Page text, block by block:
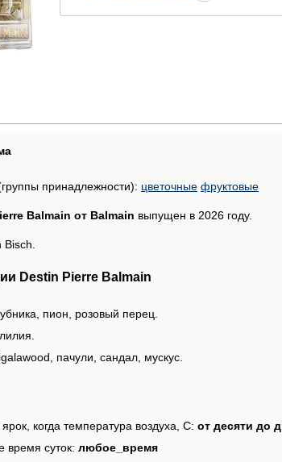
принадлежности): цветочные фруктовые
Balmain от Balmain выпущен в 2026 году.
Destin Pierre Balmain
пион, розовый перец.
пачули, сандал, мускус.
когда температура воздуха, С: от десяти до
время суток: любое_время